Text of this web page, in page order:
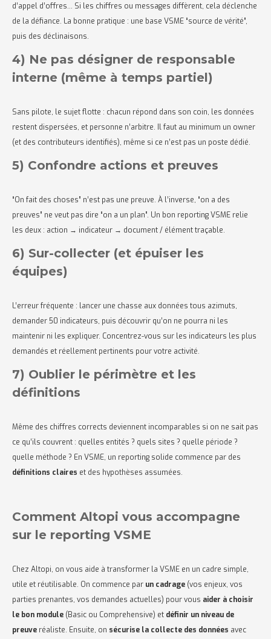
d’appel d’offres… Si les chiffres ou messages diffèrent, cela déclenche
de la défiance. La bonne pratique : une base VSME “source de vérité”,
puis des déclinaisons.
4) Ne pas désigner de responsable
interne (même à temps partiel)
Sans pilote, le sujet flotte : chacun répond dans son coin, les données
restent dispersées, et personne n’arbitre. Il faut au minimum un owner
(et des contributeurs identifiés), même si ce n’est pas un poste dédié.
5) Confondre actions et preuves
“On fait des choses” n’est pas une preuve. À l’inverse, “on a des
preuves” ne veut pas dire “on a un plan”. Un bon reporting VSME relie
les deux : action → indicateur → document / élément traçable.
6) Sur-collecter (et épuiser les
équipes)
L’erreur fréquente : lancer une chasse aux données tous azimuts,
demander 50 indicateurs, puis découvrir qu’on ne pourra ni les
maintenir ni les expliquer. Concentrez-vous sur les indicateurs les plus
demandés et réellement pertinents pour votre activité.
7) Oublier le périmètre et les
définitions
Même des chiffres corrects deviennent incomparables si on ne sait pas
ce qu’ils couvrent : quelles entités ? quels sites ? quelle période ?
quelle méthode ? En VSME, un reporting solide commence par des
définitions claires et des hypothèses assumées.
Comment Altopi vous accompagne
sur le reporting VSME
Chez Altopi, on vous aide à transformer la VSME en un cadre simple,
utile et réutilisable. On commence par un cadrage (vos enjeux, vos
parties prenantes, vos demandes actuelles) pour vous aider à choisir
le bon module (Basic ou Comprehensive) et définir un niveau de
preuve réaliste. Ensuite, on sécurise la collecte des données avec